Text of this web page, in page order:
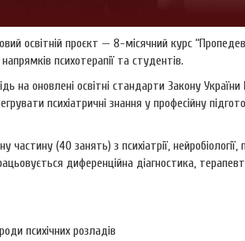
освітній проєкт — 8-місячний курс
психотерапії та студентів.
на оновлені освітні стандарти Закону
психіатричні знання у професійну
(40 занять) з психіатрії, нейробіології,
диференційна діагностика,
психічних розладів